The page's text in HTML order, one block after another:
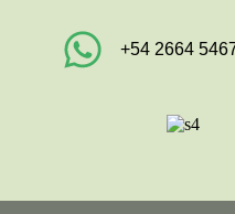
+54 2664